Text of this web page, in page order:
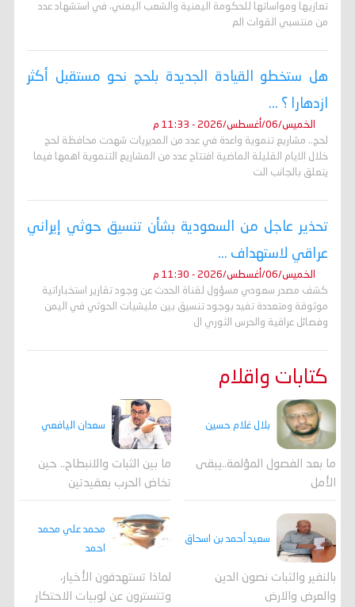
تعازيها ومواساتها للحكومة اليمنية والشعب اليمني، في استشهاد عدد
من منتسبي القوات الم
هل ستخطو القيادة الجديدة بلحج نحو مستقبل أكثر
ازدهارا ؟ ...
الخميس/06/أغسطس/2026 - 11:33 م
لحج.. مشاريع تنموية واعدة في عدد من المديريات شهدت محافظة لحج
خلال الايام القليلة الماضية افتتاح عدد من المشاريع التنموية اهمها فيما
يتعلق بالجانب الت
تحذير عاجل من السعودية بشأن تنسيق حوثي إيراني
عراقي لاستهداف ...
الخميس/06/أغسطس/2026 - 11:30 م
كشف مصدر سعودي مسؤول لقناة الحدث عن وجود تقارير استخباراتية
موثوقة ومتعددة تفيد بوجود تنسيق بين مليشيات الحوثي في اليمن
وفصائل عراقية والحرس الثوري ال
كتابات واقلام
بلال غلام حسين
ما بعد الفصول المؤلمة..يبقى
الأمل
سعدان اليافعي
ما بين الثبات والانبطاح.. حين
تخاض الحرب بعقيدتين
سعيد أحمد بن اسحاق
بالنفير والثبات نصون الدين
والعرض والارض
محمد علي محمد
احمد
لماذا تستهدفون الأخيار،
وتتسترون عن لوبيات الاحتكار